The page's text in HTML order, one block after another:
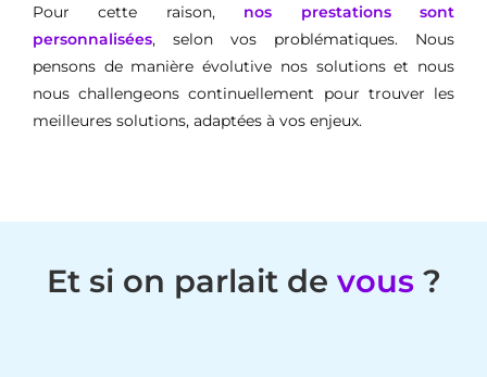
Pour cette raison, nos prestations sont
personnalisées, selon vos problématiques. Nous
pensons de manière évolutive nos solutions et nous
nous challengeons continuellement pour trouver les
meilleures solutions, adaptées à vos enjeux.
Et si on parlait de vous?